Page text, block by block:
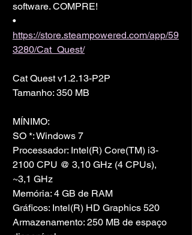
software. COMPRE!
•
https://store.steampowered.com/app/59
3280/Cat_Quest/
Cat Quest v1.2.13-P2P
Tamanho: 350 MB
MÍNIMO:
SO *: Windows 7
Processador: Intel(R) Core(TM) i3-
2100 CPU @ 3,10 GHz (4 CPUs),
~3,1 GHz
Memória: 4 GB de RAM
Gráficos: Intel(R) HD Graphics 520
Armazenamento: 250 MB de espaço